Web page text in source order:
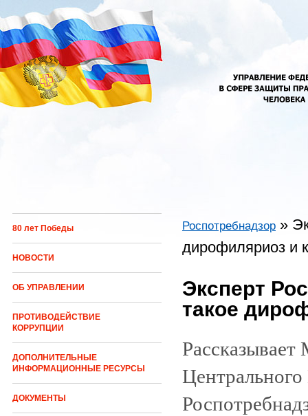
Перейти к основному содержанию
80 лет Победы
НОВОСТИ
ОБ УПРАВЛЕНИИ
ПРОТИВОДЕЙСТВИЕ
КОРРУПЦИИ
ДОПОЛНИТЕЛЬНЫЕ
ИНФОРМАЦИОННЫЕ РЕСУРСЫ
ДОКУМЕНТЫ
Вы здесь
Роспотребнадзор »
дирофиляриоз и
Эксперт
такое